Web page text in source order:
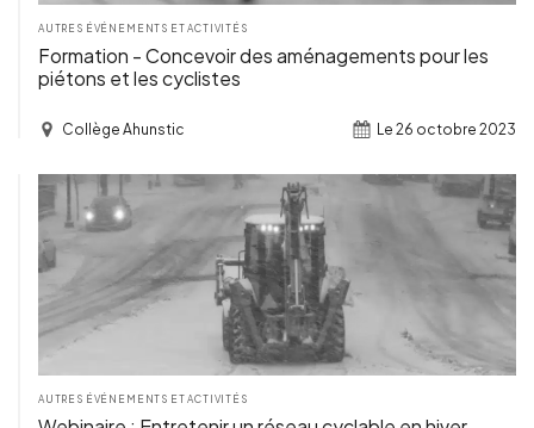
AUTRES ÉVÉNEMENTS ET ACTIVITÉS
Formation - Concevoir des aménagements pour les
piétons et les cyclistes
Collège Ahunstic Le 26 octobre 2023
TERMINÉ
AUTRES ÉVÉNEMENTS ET ACTIVITÉS